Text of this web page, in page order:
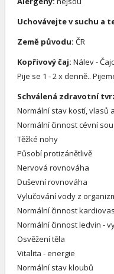
Uchovávejte v suchu a
Země původu: ČR
Kopřivový čaj: Nálev -
Pije se 1 - 2 x denně..
Schválená zdravotní
Normální stav kostí, vlasů
Normální činnost cévní
Těžké nohy
Působí protizánětlivě
Nervová rovnováha
Duševní rovnováha
Vylučování vody z
Normální činnost
Normální činnost ledvin -
Osvěžení těla
Vitalita - energie
Normální stav kloubů